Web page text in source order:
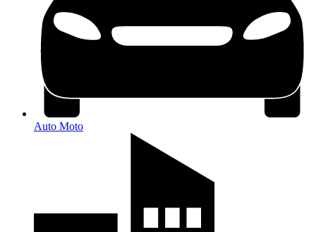
Auto Moto